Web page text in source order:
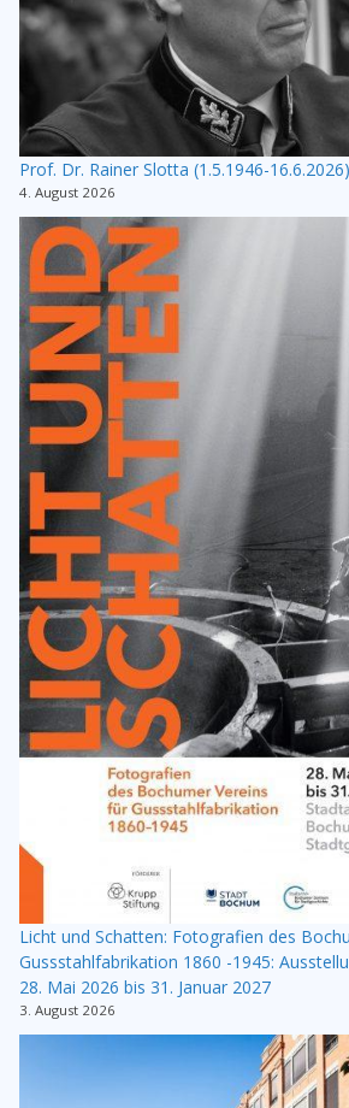
Prof. Dr. Rainer Slotta (1.5.1946-16.6.2026)
4. August 2026
Licht und Schatten: Fotografien des
Gussstahlfabrikation 1860 -1945:
28. Mai 2026 bis 31. Januar 2027
3. August 2026